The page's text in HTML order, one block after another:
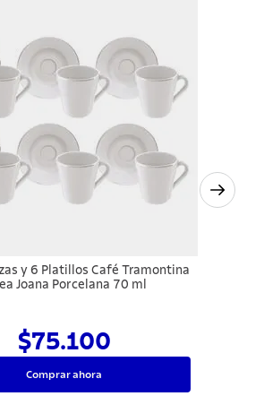
y 6 Platillos Café Tramontina
Joana Porcelana 70 ml
$75.100
Comprar ahora